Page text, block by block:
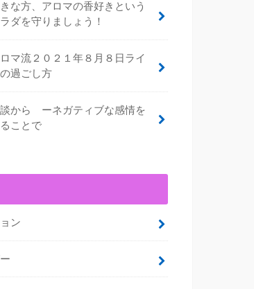
な方、アロマの香好きという
ダを守りましょう！
マ流２０２１年８月８日ライ
過ごし方
から ーネガティブな感情を
ことで
ン